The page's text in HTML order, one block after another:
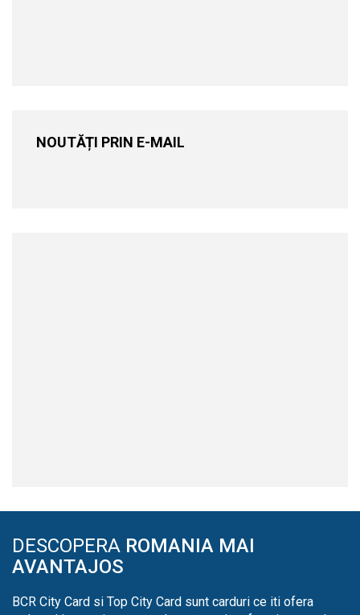
NOUTĂȚI PRIN E-MAIL
DESCOPERA ROMANIA MAI
AVANTAJOS
BCR City Card si Top City Card sunt carduri ce iti ofera